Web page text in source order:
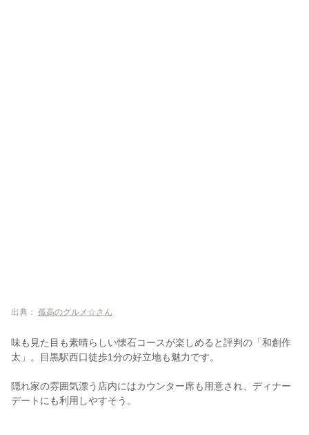
出典： 孤高のグルメ☆さん
味も見た目も素晴らしい懐石コースが楽しめると評判の「和創作
太」。目黒駅西口徒歩1分の好立地も魅力です。
隠れ家の雰囲気漂う店内にはカウンター席も用意され、ディナー
デートにも利用しやすそう。